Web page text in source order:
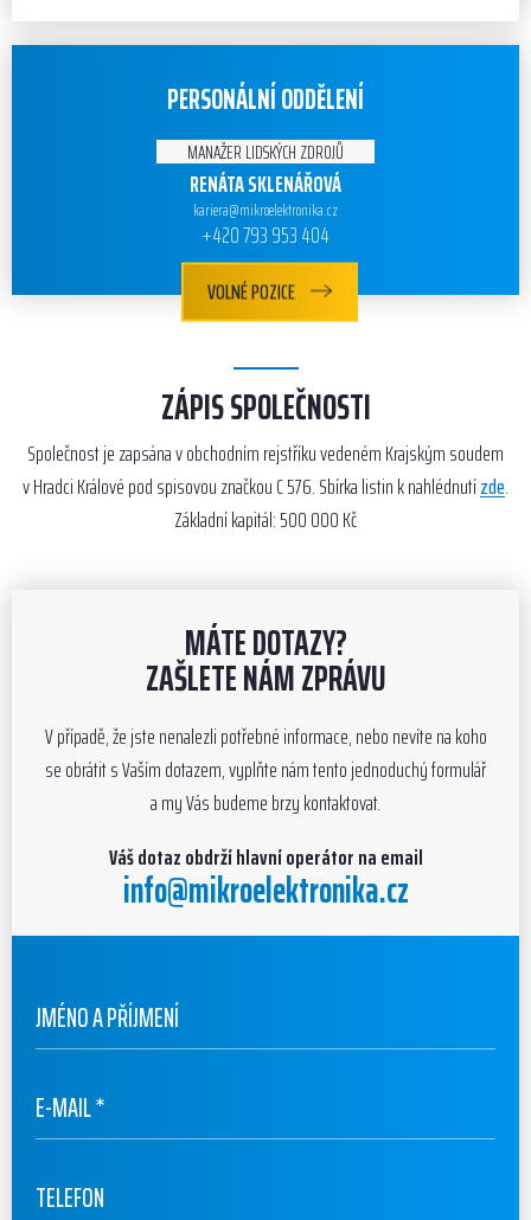
PERSONÁLNÍ ODDĚLENÍ
MANAŽER LIDSKÝCH ZDROJŮ
RENÁTA SKLENÁŘOVÁ
kariera@mikroelektronika.cz
+420 793 953 404
VOLNÉ POZICE
ZÁPIS SPOLEČNOSTI
Společnost je zapsána v obchodním rejstříku vedeném Krajským soudem
v Hradci Králové pod spisovou značkou C 576. Sbírka listin k nahlédnutízde.
Základní kapitál: 500 000 Kč
MÁTE DOTAZY?
ZAŠLETE NÁM ZPRÁVU
V případě, že jste nenalezli potřebné informace, nebo nevíte na koho
se obrátit s Vaším dotazem, vyplňte nám tento jednoduchý formulář
a my Vás budeme brzy kontaktovat.
Váš dotaz obdrží hlavní operátor na email
info@mikroelektronika.cz
URL
JMÉNO A PŘÍJMENÍ
E-MAIL*
TELEFON